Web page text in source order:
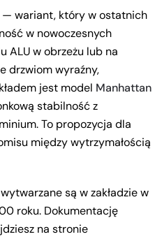
— wariant, który w ostatnich
w nowoczesnych
ALU w obrzeżu lub na
drzwiom wyraźny,
jest model Manhattan
stabilność z
To propozycja dla
między wytrzymałością
są w zakładzie w
roku. Dokumentację
na stronie